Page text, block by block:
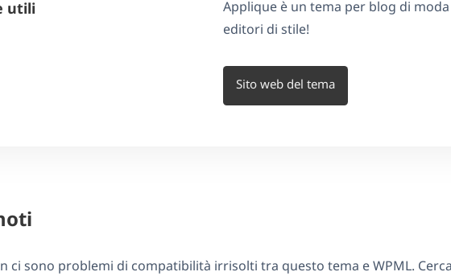
utili
Applique è un tema per blog di
editori di stile!
Sito web del tema
ci sono problemi di compatibilità irrisolti tra questo tema e WPML. Cerca